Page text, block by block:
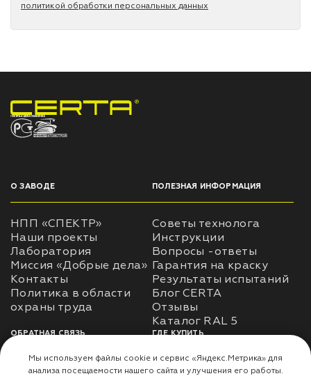
политикой обработки персональных данных
НПП «СПЕКТР» ЗАВОД ЛАКОКРАСОЧНЫХ МАТЕРИАЛОВ
О ЗАВОДЕ
НПП «СПЕКТР»
Наши проекты
Лаборатория
Миссия «Добрые дела»
Контакты
Политика в области
ПОЛЕЗНАЯ ИНФОРМАЦИЯ
Советы технолога
Инструкции
Вопросы -ответы
Гарантия на краску
Результаты испытаний
Блог CERTA
Отзывы
Каталог RAL 5
ОБРАТНАЯ СВЯЗЬ
Использование
ГДЕ КУПИТЬ
Доставка